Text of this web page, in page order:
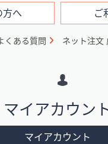
方へ ご
くある質問 ネット注文
マイアカウン
マイアカウント